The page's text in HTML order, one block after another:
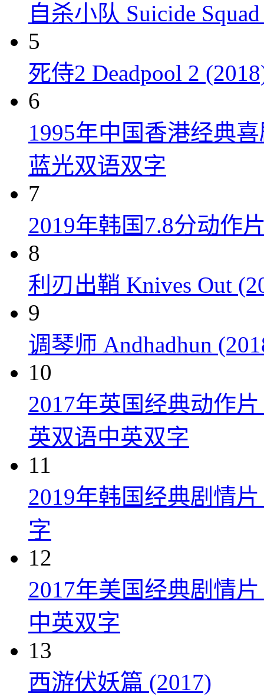
自杀小队 Suicide
5
死侍2 Deadpool 2
6
1995年中国香港经典
蓝光双语双字
7
2019年韩国7.8分动作
8
利刃出鞘 Knives Out
9
调琴师 Andhadhun
10
2017年英国经典动作
英双语中英双字
11
2019年韩国经典剧情
字
12
2017年美国经典剧情
中英双字
13
西游伏妖篇 (2017)